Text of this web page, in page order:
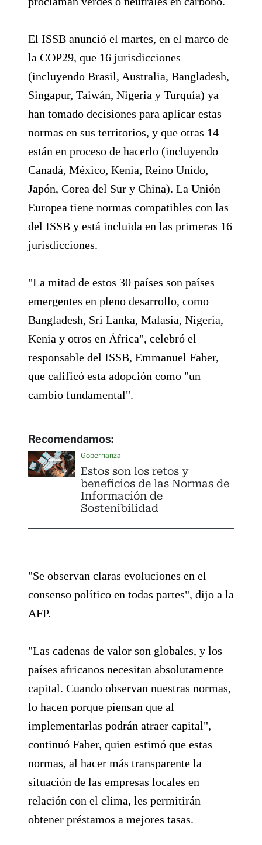
El ISSB anunció el martes, en el marco de
la COP29, que 16 jurisdicciones
(incluyendo Brasil, Australia, Bangladesh,
Singapur, Taiwán, Nigeria y Turquía) ya
han tomado decisiones para aplicar estas
normas en sus territorios, y que otras 14
están en proceso de hacerlo (incluyendo
Canadá, México, Kenia, Reino Unido,
Japón, Corea del Sur y China). La Unión
Europea tiene normas compatibles con las
del ISSB y está incluida en las primeras 16
jurisdicciones.
"La mitad de estos 30 países son países
emergentes en pleno desarrollo, como
Bangladesh, Sri Lanka, Malasia, Nigeria,
Kenia y otros en África", celebró el
responsable del ISSB, Emmanuel Faber,
que calificó esta adopción como "un
cambio fundamental".
Recomendamos:
Gobernanza
Estos son los retos y
beneficios de las Normas de
Información de
Sostenibilidad
"Se observan claras evoluciones en el
consenso político en todas partes", dijo a la
AFP.
"Las cadenas de valor son globales, y los
países africanos necesitan absolutamente
capital. Cuando observan nuestras normas,
lo hacen porque piensan que al
implementarlas podrán atraer capital",
continuó Faber, quien estimó que estas
normas, al hacer más transparente la
situación de las empresas locales en
relación con el clima, les permitirán
obtener préstamos a mejores tasas.